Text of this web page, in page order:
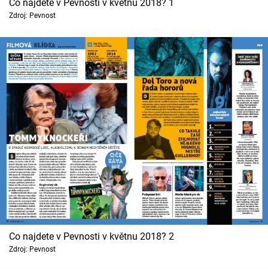
Cool Esport
Pořady
TV Program
Sledujte prima+
Přihlášení
Sledujte nás
Co najdete v Pevnosti v květnu 2018? 1
Zdroj: Pevnost
Co najdete v Pevnosti v květnu 2018? 2
Zdroj: Pevnost